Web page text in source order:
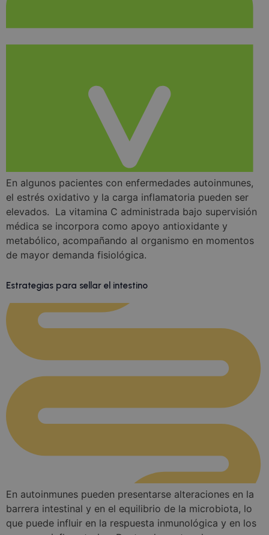
En algunos pacientes con enfermedades autoinmunes,
el estrés oxidativo y la carga inflamatoria pueden ser
elevados. La vitamina C administrada bajo supervisión
médica se incorpora como apoyo antioxidante y
metabólico, acompañando al organismo en momentos
de mayor demanda fisiológica.
Estrategias para sellar el intestino
En autoinmunes pueden presentarse alteraciones en la
barrera intestinal y en el equilibrio de la microbiota, lo
que puede influir en la respuesta inmunológica y en los